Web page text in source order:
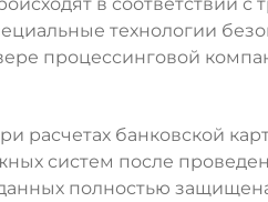
технологии
процессинговой
расчетах банковской
систем после
полностью